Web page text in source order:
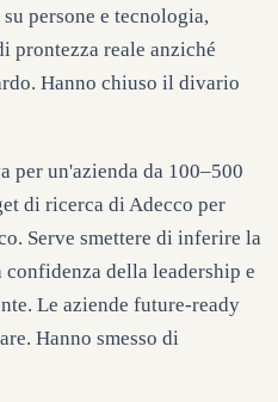
persone e tecnologia,
prontezza reale anziché
Hanno chiuso il divario
per un'azienda da 100–500
di ricerca di Adecco per
Serve smettere di inferire la
della leadership e
Le aziende future-ready
Hanno smesso di